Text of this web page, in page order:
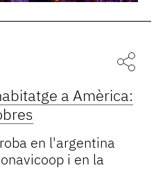
a Amèrica:
en l'argentina
i en la